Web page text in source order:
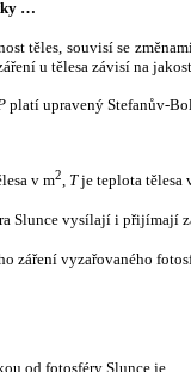
…
těles, souvisí se
u tělesa závisí na
platí upravený Stefanův-
v m2, Tje teplota tělesa
Slunce vysílají i přijímají
záření vyzařovaného
od fotosféry Slunce je